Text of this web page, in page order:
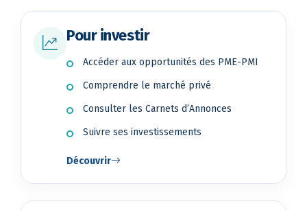
Pour investir
Accéder aux opportunités des PME-PMI
Comprendre le marché privé
Consulter les Carnets d’Annonces
Suivre ses investissements
Découvrir